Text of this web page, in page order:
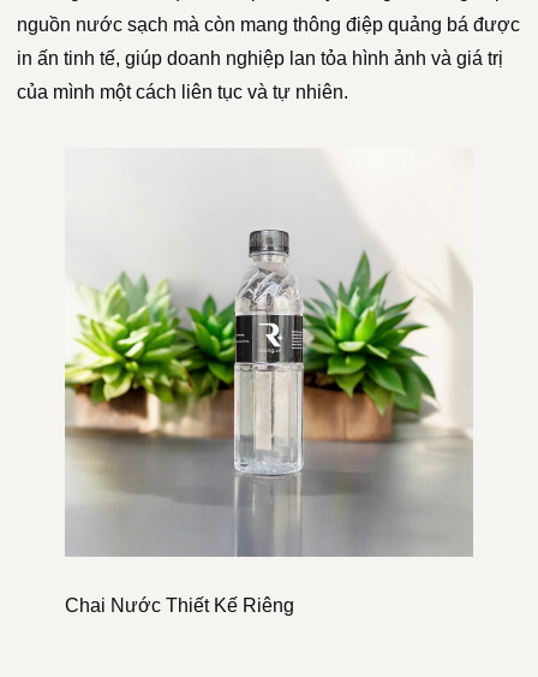
nguồn nước sạch mà còn mang thông điệp quảng bá được
in ấn tinh tế, giúp doanh nghiệp lan tỏa hình ảnh và giá trị
của mình một cách liên tục và tự nhiên.
Chai Nước Thiết Kế Riêng